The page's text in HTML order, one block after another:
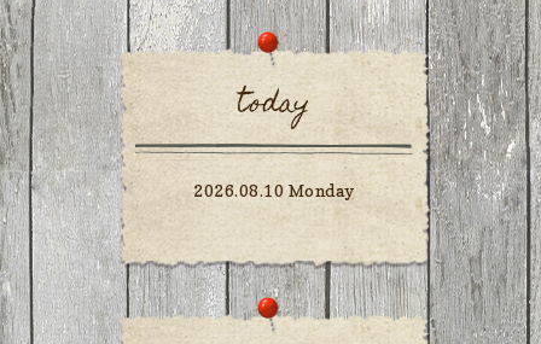
today
2026.08.10 Monday